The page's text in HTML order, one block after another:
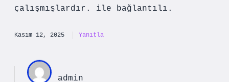
çalışmışlardır. ile bağlantılı.
Kasım 12, 2025 Yanıtla
admin